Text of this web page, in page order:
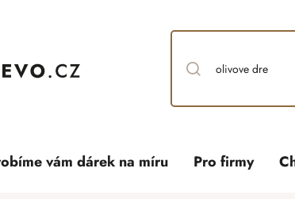
vám dárek na míru Pro firmy